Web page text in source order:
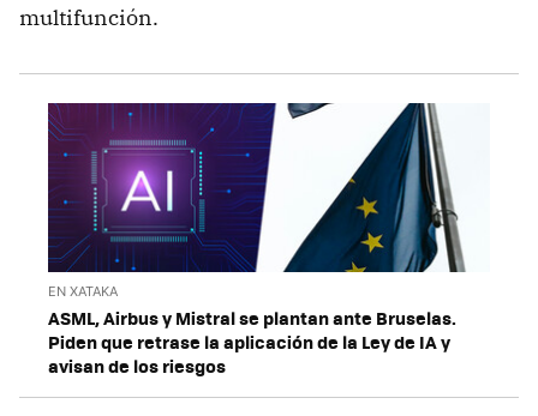
multifunción.
EN XATAKA
ASML, Airbus y Mistral se plantan ante Bruselas.
Piden que retrase la aplicación de la Ley de IA y
avisan de los riesgos